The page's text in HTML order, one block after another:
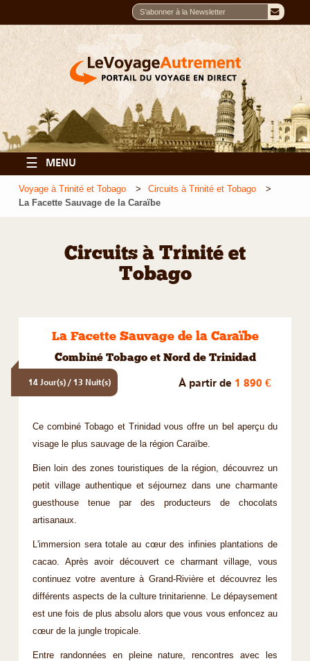
☰ MENU
Voyage à Trinité et Tobago
Circuits à Trinité et Tobago
La Facette Sauvage de la Caraïbe
Circuits à Trinité et
Tobago
La Facette Sauvage de la Caraïbe
Combiné Tobago et Nord de Trinidad
14 Jour(s) / 13 Nuit(s) À partir de 1 890 €
Ce combiné Tobago et Trinidad vous offre un bel aperçu du
visage le plus sauvage de la région Caraïbe.
Bien loin des zones touristiques de la région, découvrez un
petit village authentique et séjournez dans une charmante
guesthouse tenue par des producteurs de chocolats
artisanaux.
L'immersion sera totale au cœur des infinies plantations de
cacao. Après avoir découvert ce charmant village, vous
continuez votre aventure à Grand-Rivière et découvrez les
différents aspects de la culture trinitarienne. Le dépaysement
est une fois de plus absolu alors que vous vous enfoncez au
cœur de la jungle tropicale.
Entre randonnées en pleine nature, rencontres avec les